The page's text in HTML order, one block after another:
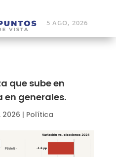
5 AGO, 2026
que sube en
en generales.
2026 | Política